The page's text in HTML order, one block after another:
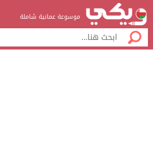
موسوعة عمانية شاملة